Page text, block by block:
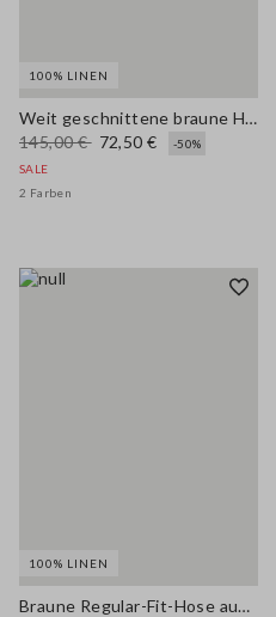
100% LINEN
Weit geschnittene braune Hose aus reinem Leinen
145,00 € 72,50 €
-50%
SALE
2 Farben
100% LINEN
Braune Regular-Fit-Hose aus reinem Leinen